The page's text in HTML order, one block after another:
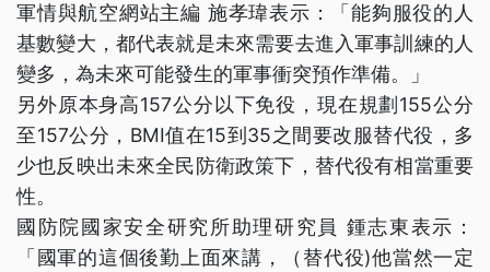
軍情與航空網站主編 施孝瑋表示：「能夠服役的人
基數變大，都代表就是未來需要去進入軍事訓練的人
變多，為未來可能發生的軍事衝突預作準備。」
另外原本身高157公分以下免役，現在規劃155公分
至157公分，BMI值在15到35之間要改服替代役，多
少也反映出未來全民防衛政策下，替代役有相當重要
性。
國防院國家安全研究所助理研究員 鍾志東表示：
「國軍的這個後勤上面來講，（替代役)他當然一定